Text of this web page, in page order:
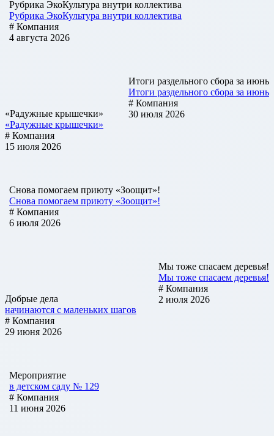
Рубрика ЭкоКультура внутри коллектива
Рубрика ЭкоКультура внутри коллектива
# Компания
4 августа 2026
Итоги раздельного сбора за июнь
Итоги раздельного сбора за июнь
# Компания
30 июля 2026
«Радужные крышечки»
«Радужные крышечки»
# Компания
15 июля 2026
Снова помогаем приюту «Зоощит»!
Снова помогаем приюту «Зоощит»!
# Компания
6 июля 2026
Мы тоже спасаем деревья!
Мы тоже спасаем деревья!
# Компания
2 июля 2026
Добрые дела
начинаются с маленьких шагов
# Компания
29 июня 2026
Мероприятие
в детском саду № 129
# Компания
11 июня 2026